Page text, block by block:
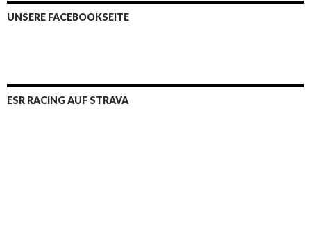
UNSERE FACEBOOKSEITE
ESR RACING AUF STRAVA